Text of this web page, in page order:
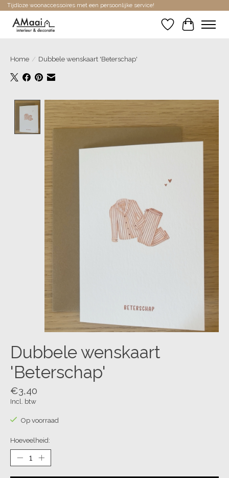
Tijdloze woonaccessoires met een persoonlijke service!
Verlanglijst
Home / Dubbele wenskaart 'Beterschap'
Product image slideshow Items
Dubbele wenskaart
'Beterschap'
€3,40
Incl. btw
Op voorraad
Hoeveelheid: